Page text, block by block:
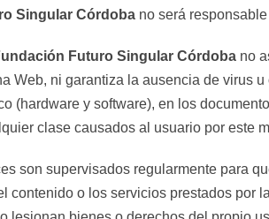
Singular Córdoba no será
Futuro Singular Córdoba no
Web, ni garantiza la ausencia de virus
(hardware y software), en los
clase causados al usuario por este
son supervisados regularmente para
contenido o los servicios prestados por